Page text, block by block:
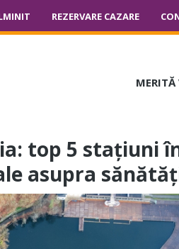
REZERVARE CAZARE
top 5 stațiuni
asupra